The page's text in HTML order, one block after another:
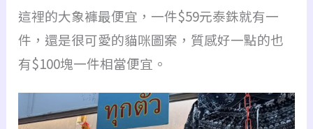
這裡的大象褲最便宜，一件$59元泰銖就有一
件，還是很可愛的貓咪圖案，質感好一點的也
有$100塊一件相當便宜。